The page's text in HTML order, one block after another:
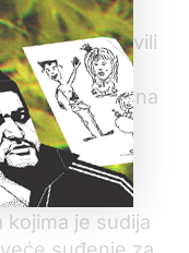
bilo je u
nisu pojavili
odloži dok ne
o žalbama na
su
se, zbog
je sudija